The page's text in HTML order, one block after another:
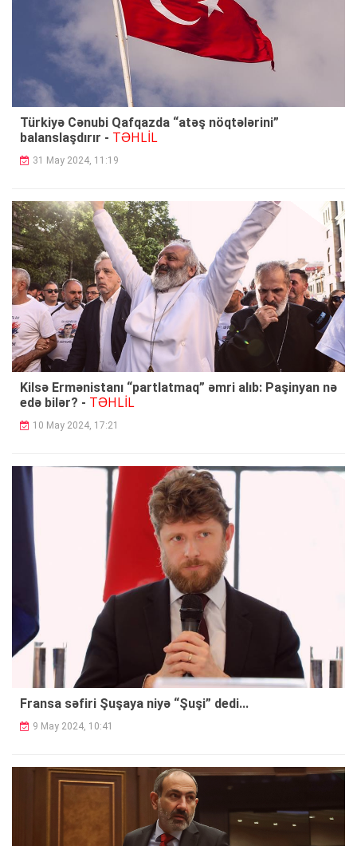
Türkiyə Cənubi Qafqazda “atəş nöqtələrini”
balanslaşdırır - TƏHLİL
31 May 2024, 11:19
Kilsə Ermənistanı “partlatmaq” əmri alıb: Paşinyan nə
edə bilər? - TƏHLİL
10 May 2024, 17:21
Fransa səfiri Şuşaya niyə “Şuşi” dedi...
9 May 2024, 10:41